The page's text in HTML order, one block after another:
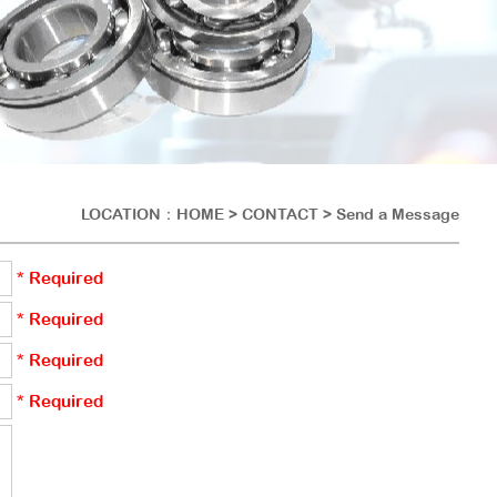
LOCATION： HOME > CONTACT > Send a Message
* Required
* Required
* Required
* Required